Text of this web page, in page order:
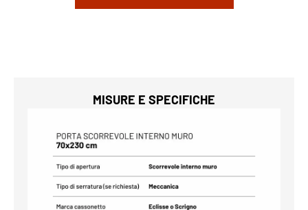
MISURE E SPECIFICHE